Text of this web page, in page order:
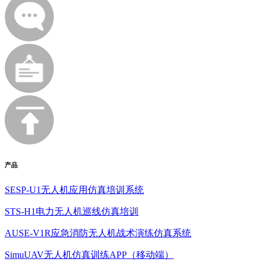
产品
SESP-U1无人机应用仿真培训系统
STS-H1电力无人机巡线仿真培训
AUSE-V1R应急消防无人机战术演练仿真系统
SimuUAV无人机仿真训练APP（移动端）